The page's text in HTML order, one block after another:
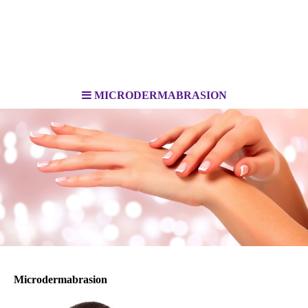
MICRODERMABRASION
Microdermabrasion